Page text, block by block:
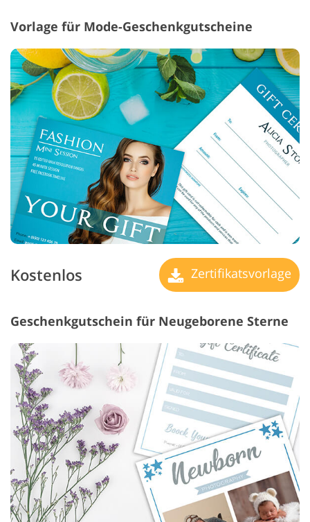
Vorlage für Mode-Geschenkgutscheine
Kostenlos Zertifikatsvorlage
Geschenkgutschein für Neugeborene Sterne